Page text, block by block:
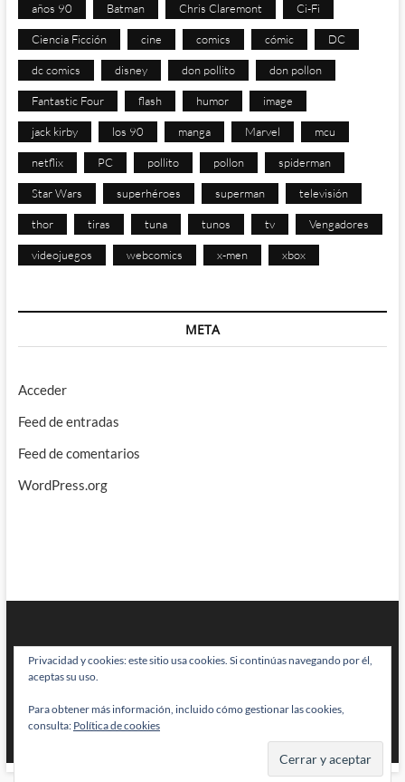
años 90 Batman Chris Claremont Ci-Fi
Ciencia Ficción cine comics cómic DC
dc comics disney don pollito don pollon
Fantastic Four flash humor image
jack kirby los 90 manga Marvel mcu
netflix PC pollito pollon spiderman
Star Wars superhéroes superman televisión
thor tiras tuna tunos tv Vengadores
videojuegos webcomics x-men xbox
META
Acceder
Feed de entradas
Feed de comentarios
WordPress.org
BRAINSTOMPING| Diseñado por:Theme Freesia|WordPress| © Todos
los derechos reservados
Privacidad y cookies: este sitio usa cookies. Si continúas navegando por él,
aceptas su uso.
Para obtener más información, incluido cómo gestionar las cookies,
consulta: Política de cookies